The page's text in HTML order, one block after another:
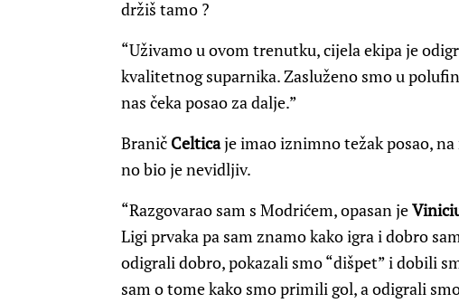
držiš tamo ?
“Uživamo u ovom trenutku, cijela ekipa je
kvalitetnog suparnika. Zasluženo smo u
nas čeka posao za dalje.”
Branič Celticaje imao iznimno težak posao,
no bio je nevidljiv.
“Razgovarao sam s Modrićem, opasan je
Ligi prvaka pa sam znamo kako igra i dobro
odigrali dobro, pokazali smo “dišpet” i dobili
sam o tome kako smo primili gol, a odigrali